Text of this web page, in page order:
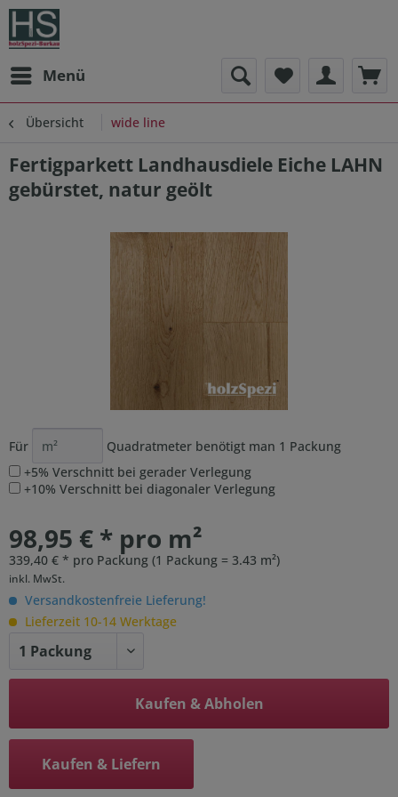
Menü
Übersicht wide line
Fertigparkett Landhausdiele Eiche LAHN
gebürstet, natur geölt
Für Quadratmeter benötigt man 1 Packung
+5% Verschnitt bei gerader Verlegung
+10% Verschnitt bei diagonaler Verlegung
98,95 € * pro m²
339,40 € * pro Packung (1 Packung = 3.43 m²)
inkl. MwSt.
Versandkostenfreie Lieferung!
Lieferzeit 10-14 Werktage
Kaufen & Abholen
Kaufen & Liefern